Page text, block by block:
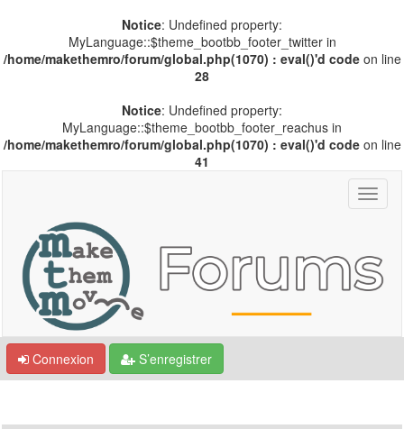
Notice: Undefined property:
MyLanguage::$theme_bootbb_footer_twitter in
/home/makethemro/forum/global.php(1070) : eval()'d codeon line
28
Notice: Undefined property:
MyLanguage::$theme_bootbb_footer_reachus in
/home/makethemro/forum/global.php(1070) : eval()'d codeon line
41
Connexion S’enregistrer